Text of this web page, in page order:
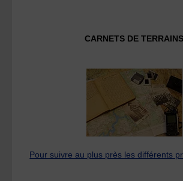
CARNETS DE TERRAINS
Pour suivre au plus près les différents